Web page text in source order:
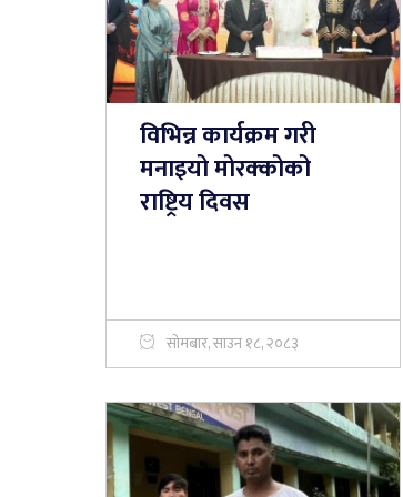
विभिन्न कार्यक्रम गरी
मनाइयो मोरक्कोको
राष्ट्रिय दिवस
सोमबार, साउन १८, २०८३